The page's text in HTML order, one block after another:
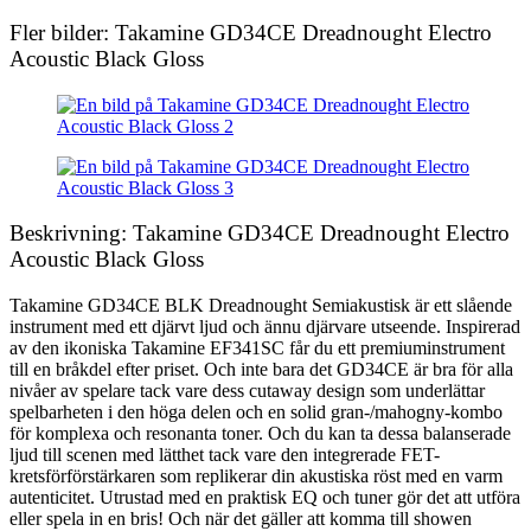
Fler bilder: Takamine GD34CE Dreadnought Electro
Acoustic Black Gloss
Beskrivning: Takamine GD34CE Dreadnought Electro
Acoustic Black Gloss
Takamine GD34CE BLK Dreadnought Semiakustisk är ett slående
instrument med ett djärvt ljud och ännu djärvare utseende. Inspirerad
av den ikoniska Takamine EF341SC får du ett premiuminstrument
till en bråkdel efter priset. Och inte bara det GD34CE är bra för alla
nivåer av spelare tack vare dess cutaway design som underlättar
spelbarheten i den höga delen och en solid gran-/mahogny-kombo
för komplexa och resonanta toner. Och du kan ta dessa balanserade
ljud till scenen med lätthet tack vare den integrerade FET-
kretsförförstärkaren som replikerar din akustiska röst med en varm
autenticitet. Utrustad med en praktisk EQ och tuner gör det att utföra
eller spela in en bris! Och när det gäller att komma till showen